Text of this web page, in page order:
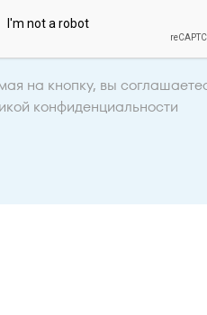
на кнопку, вы
конфиденциальности